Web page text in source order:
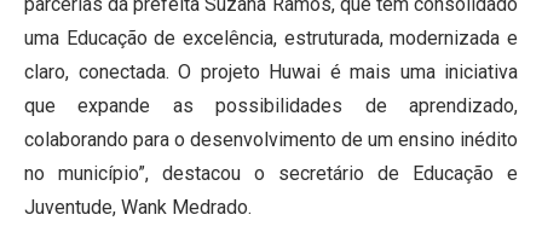
uma Educação de excelência, estruturada, modernizada e
claro, conectada. O projeto Huwai é mais uma iniciativa
que expande as possibilidades de aprendizado,
colaborando para o desenvolvimento de um ensino inédito
no município”, destacou o secretário de Educação e
Juventude, Wank Medrado.